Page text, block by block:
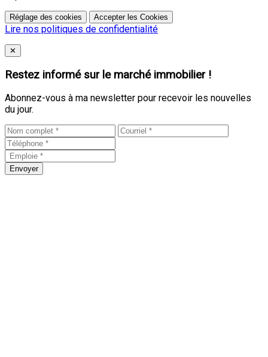
Réglage des cookies Accepter les Cookies
Lire nos politiques de confidentialité
Close
✕
Restez informé sur le marché immobilier !
Abonnez-vous à ma newsletter pour recevoir les nouvelles
du jour.
Envoyer